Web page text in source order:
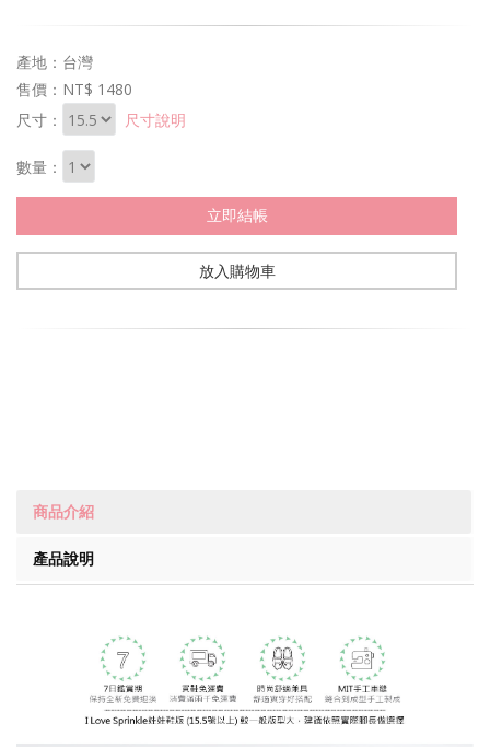
產地：台灣
售價： NT$ 1480
尺寸：
尺寸說明
數量：
立即結帳
放入購物車
商品介紹
產品說明